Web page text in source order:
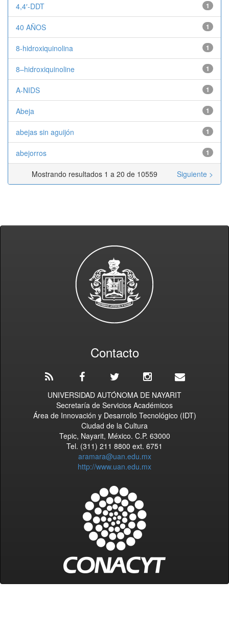
4,4′-DDT 1
40 AÑOS 1
8-hidroxiquinolina 1
8–hidroxiquinoline 1
A-NIDS 1
Abeja 1
abejas sin aguijón 1
abejorros 1
Mostrando resultados 1 a 20 de 10559 Siguiente >
Contacto
UNIVERSIDAD AUTÓNOMA DE NAYARIT
Secretaría de Servicios Académicos
Área de Innovación y Desarrollo Tecnológico (IDT)
Ciudad de la Cultura
Tepic, Nayarit, México. C.P. 63000
Tel. (311) 211 8800 ext. 6751
aramara@uan.edu.mx
http://www.uan.edu.mx